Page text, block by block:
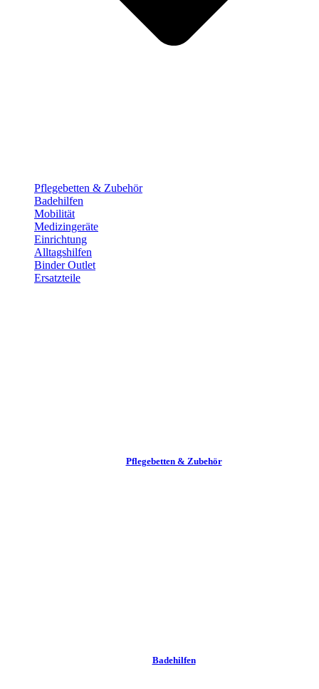
Pflege­betten & Zubehör
Badehilfen
Mobilität
Medizingeräte
Einrichtung
Alltags­hilfen
Binder Outlet
Ersatzteile
Pflege­betten & Zubehör
Badehilfen